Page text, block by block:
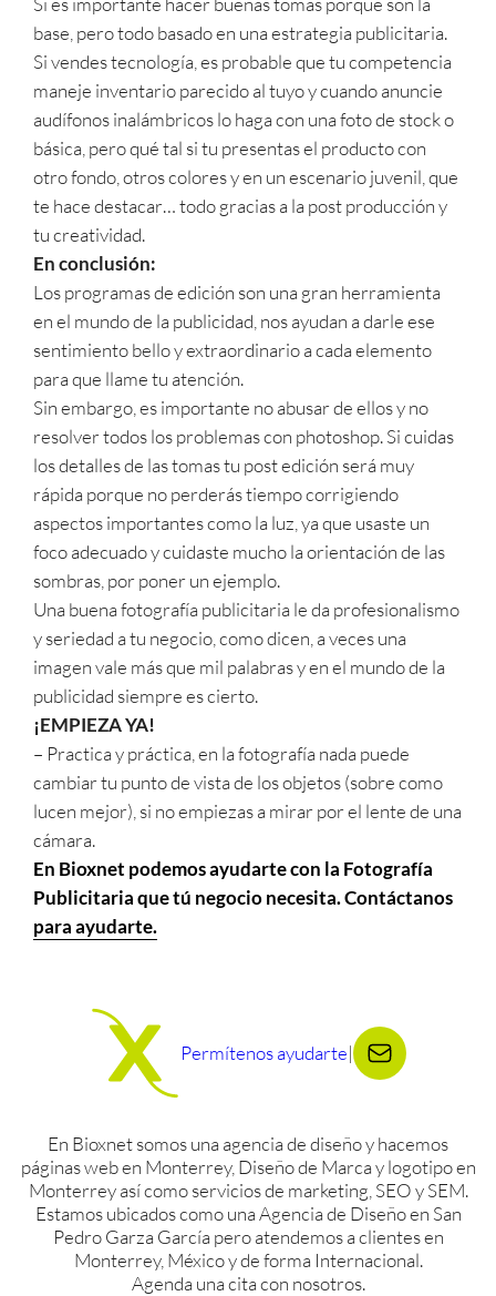
base, pero todo basado en una estrategia publicitaria.
Si vendes tecnología, es probable que tu competencia
maneje inventario parecido al tuyo y cuando anuncie
audífonos inalámbricos lo haga con una foto de stock o
básica, pero qué tal si tu presentas el producto con
otro fondo, otros colores y en un escenario juvenil, que
te hace destacar… todo gracias a la post producción y
tu creatividad.
En conclusión:
Los programas de edición son una gran herramienta
en el mundo de la publicidad, nos ayudan a darle ese
sentimiento bello y extraordinario a cada elemento
para que llame tu atención.
Sin embargo, es importante no abusar de ellos y no
resolver todos los problemas con photoshop. Si cuidas
los detalles de las tomas tu post edición será muy
rápida porque no perderás tiempo corrigiendo
aspectos importantes como la luz, ya que usaste un
foco adecuado y cuidaste mucho la orientación de las
sombras, por poner un ejemplo.
Una buena fotografía publicitaria le da profesionalismo
y seriedad a tu negocio, como dicen, a veces una
imagen vale más que mil palabras y en el mundo de la
publicidad siempre es cierto.
¡EMPIEZA YA!
– Practica y práctica, en la fotografía nada puede
cambiar tu punto de vista de los objetos (sobre como
lucen mejor), si no empiezas a mirar por el lente de una
cámara.
En Bioxnet podemos ayudarte con la Fotografía
Publicitaria que tú negocio necesita. Contáctanos
para ayudarte.
Permítenos ayudarte|
En Bioxnet somos una agencia de diseño y hacemos
páginas web en Monterrey, Diseño de Marca y logotipo en
Monterrey así como servicios de marketing, SEO y SEM.
Estamos ubicados como una Agencia de Diseño en San
Pedro Garza García pero atendemos a clientes en
Monterrey, México y de forma Internacional.
Agenda una cita con nosotros.